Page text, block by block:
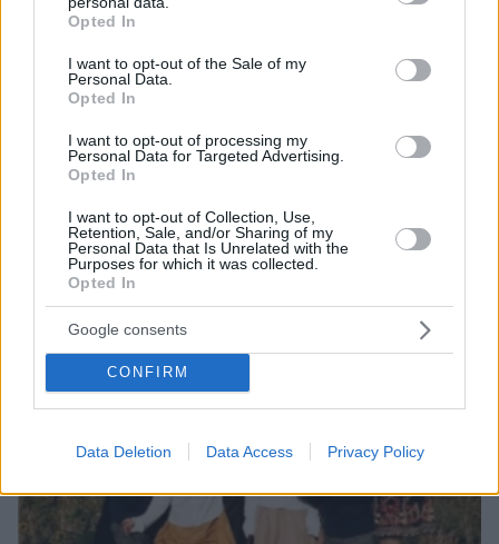
grant or deny consent to Google and its third-party tags to
use your data for below specified purposes in below Google
consent section.
Opted In
I want to opt-out of the Sale of my
Personal Data.
Opted In
I want to opt-out of processing my
Personal Data for Targeted Advertising.
Opted In
I want to opt-out of Collection, Use,
Retention, Sale, and/or Sharing of my
Personal Data that Is Unrelated with the
Purposes for which it was collected.
Opted In
Google consents
CONFIRM
Data Deletion Data Access Privacy Policy
ΔΕΙΤΕ ΟΛΕΣ ΤΙΣ ΕΙΔΗΣΕΙΣ
ΤΑ ΠΙΟ ΔΗΜΟΦΙΛΗ